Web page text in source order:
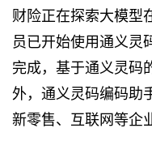
财险正在探索大模型
员已开始使用通义灵
完成，基于通义灵码
外，通义灵码编码助
新零售、互联网等企